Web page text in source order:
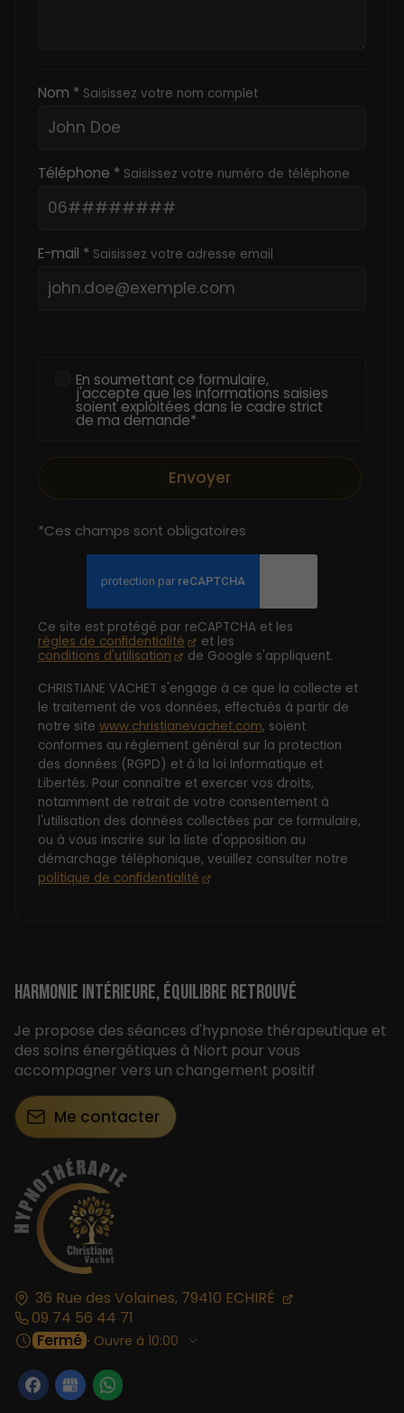
Nom * Saisissez votre nom complet
Téléphone * Saisissez votre numéro de téléphone
E-mail * Saisissez votre adresse email
En soumettant ce formulaire,
j'accepte que les informations saisies
soient exploitées dans le cadre strict
de ma demande*
Envoyer
*Ces champs sont obligatoires
Ce site est protégé par reCAPTCHA et les
règles de confidentialité
et les
conditions d'utilisation
de Google s'appliquent.
CHRISTIANE VACHET s'engage à ce que la collecte et
le traitement de vos données, effectués à partir de
notre site www.christianevachet.com, soient
conformes au règlement général sur la protection
des données (RGPD) et à la loi Informatique et
Libertés. Pour connaître et exercer vos droits,
notamment de retrait de votre consentement à
l'utilisation des données collectées par ce formulaire,
ou à vous inscrire sur la liste d'opposition au
démarchage téléphonique, veuillez consulter notre
politique de confidentialité
36 Rue des Volaines, 79410 ECHIRÉ
09 74 56 44 71
Fermé ⋅ Ouvre à 10:00
HARMONIE INTÉRIEURE, ÉQUILIBRE RETROUVÉ
Je propose des séances d'hypnose thérapeutique et
des soins énergétiques à Niort pour vous
accompagner vers un changement positif
Me contacter